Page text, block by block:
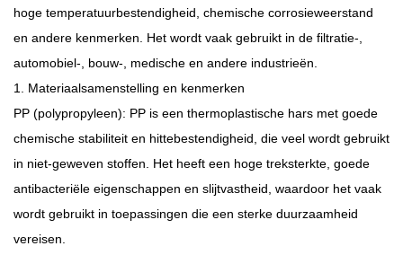
hoge temperatuurbestendigheid, chemische corrosieweerstand
en andere kenmerken. Het wordt vaak gebruikt in de filtratie-,
automobiel-, bouw-, medische en andere industrieën.
1. Materiaalsamenstelling en kenmerken
PP (polypropyleen): PP is een thermoplastische hars met goede
chemische stabiliteit en hittebestendigheid, die veel wordt gebruikt
in niet-geweven stoffen. Het heeft een hoge treksterkte, goede
antibacteriële eigenschappen en slijtvastheid, waardoor het vaak
wordt gebruikt in toepassingen die een sterke duurzaamheid
vereisen.